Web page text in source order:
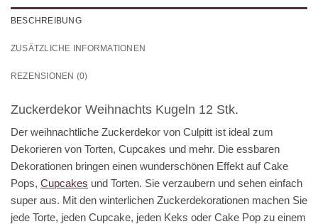
BESCHREIBUNG
ZUSÄTZLICHE INFORMATIONEN
REZENSIONEN (0)
Zuckerdekor Weihnachts Kugeln 12 Stk.
Der weihnachtliche Zuckerdekor von Culpitt ist ideal zum
Dekorieren von Torten, Cupcakes und mehr. Die essbaren
Dekorationen bringen einen wunderschönen Effekt auf Cake
Pops, Cupcakes und Torten. Sie verzaubern und sehen einfach
super aus. Mit den winterlichen Zuckerdekorationen machen Sie
jede Torte, jeden Cupcake, jeden Keks oder Cake Pop zu einem